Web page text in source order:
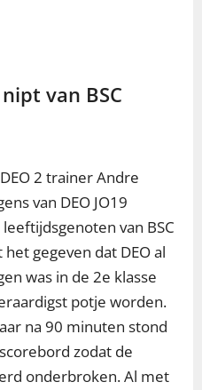
van BSC
2 trainer Andre
van DEO JO19
van BSC
gegeven dat DEO al
was in de 2e klasse
potje worden.
na 90 minuten stond
zodat de
onderbroken. Al met